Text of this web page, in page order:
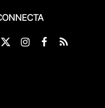
X
Instagram
Facebook
RSS